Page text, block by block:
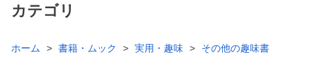
カテゴリ
ホーム 書籍・ムック 実用・趣味 その他の趣味書